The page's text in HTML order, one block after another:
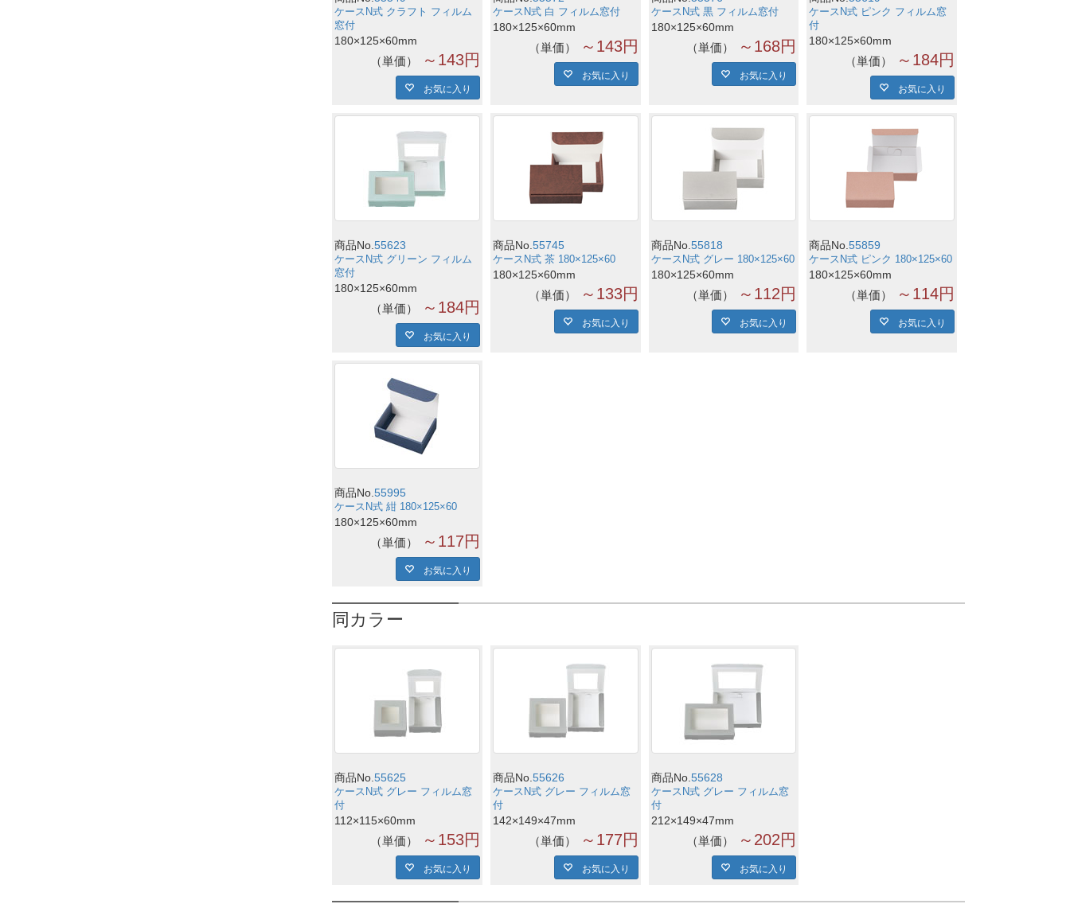
ケースN式 クラフト フィルム
窓付
180×125×60mm
単価 ～143円
お気に入り
ケースN式 白 フィルム窓付
180×125×60mm
単価 ～143円
お気に入り
ケースN式 黒 フィルム窓付
180×125×60mm
単価 ～168円
お気に入り
ケースN式 ピンク フィルム窓
付
180×125×60mm
単価 ～184円
お気に入り
商品No. 55623
ケースN式 グリーン フィルム
窓付
180×125×60mm
単価 ～184円
お気に入り
商品No. 55745
ケースN式 茶 180×125×60
180×125×60mm
単価 ～133円
お気に入り
商品No. 55818
ケースN式 グレー 180×125×60
180×125×60mm
単価 ～112円
お気に入り
商品No.55859
ケースN式 ピンク 180×125×60
180×125×60mm
単価 ～114円
お気に入り
商品No. 55995
ケースN式 紺 180×125×60
180×125×60mm
単価 ～117円
お気に入り
同カラー
商品No.55625
ケースN式 グレー フィルム窓
付
112×115×60mm
単価 ～153円
お気に入り
商品No.55626
ケースN式 グレー フィルム窓
付
142×149×47mm
単価 ～177円
お気に入り
商品No.55628
ケースN式 グレー フィルム窓
付
212×149×47mm
単価 ～202円
お気に入り